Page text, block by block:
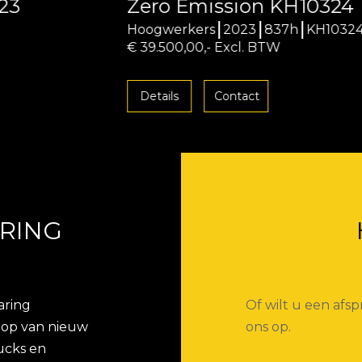
Zero Emission KH10324
2023 837h KH10324
€ 39.500,00,- Excl. BTW
Contact
van nieuw
en
Of wilt u een
ons op.